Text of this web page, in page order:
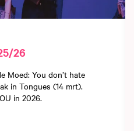
26
Moed: You don’t hate
in Tongues (14 mrt).
in 2026.